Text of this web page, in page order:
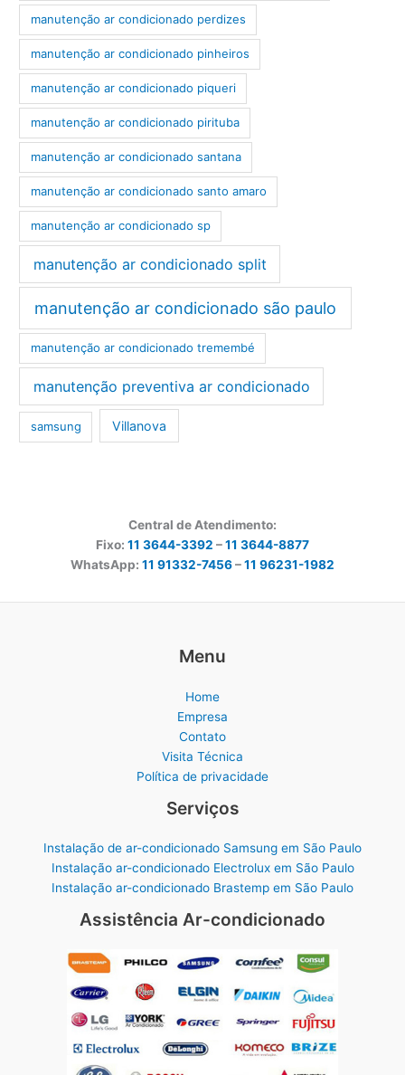
manutenção ar condicionado perdizes
manutenção ar condicionado pinheiros
manutenção ar condicionado piqueri
manutenção ar condicionado pirituba
manutenção ar condicionado santana
manutenção ar condicionado santo amaro
manutenção ar condicionado sp
manutenção ar condicionado split
manutenção ar condicionado são paulo
manutenção ar condicionado tremembé
manutenção preventiva ar condicionado
samsung Villanova
Central de Atendimento:
Fixo: 11 3644-3392 –11 3644-8877
WhatsApp: 11 91332-7456–11 96231-1982
Menu
Home
Empresa
Contato
Visita Técnica
Política de privacidade
Serviços
Instalação de ar-condicionado Samsung em São Paulo
Instalação ar-condicionado Electrolux em São Paulo
Instalação ar-condicionado Brastemp em São Paulo
Assistência Ar-condicionado